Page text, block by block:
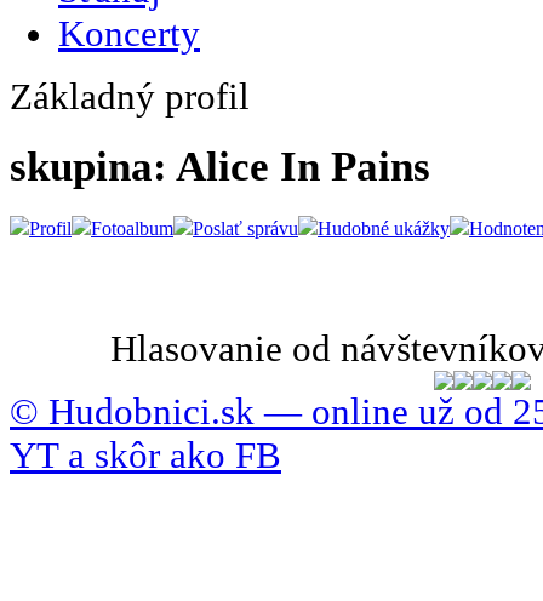
Koncerty
Základný profil
skupina: Alice In Pains
Profil Fotoalbum Poslať správu Hudobné ukážky
Hlasovanie od
© Hudobnici.sk — online už od
YT a skôr ako FB